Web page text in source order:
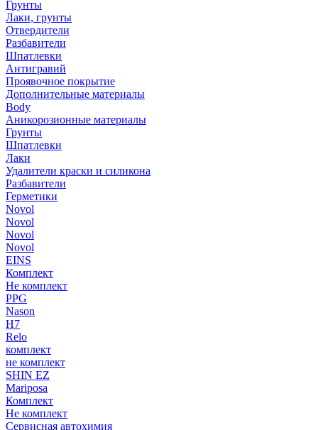
Грунты
Лаки, грунты
Отвердители
Разбавители
Шпатлевки
Антигравий
Проявочное покрытие
Дополнительные материалы
Body
Аникорозионные материалы
Грунты
Шпатлевки
Лаки
Удалители краски и силикона
Разбавители
Герметики
Novol
Novol
Novol
Novol
EINS
Комплект
Не комплект
PPG
Nason
H7
Relo
комплект
не комплект
SHIN EZ
Mariposa
Комплект
Не комплект
Сервисная автохимия